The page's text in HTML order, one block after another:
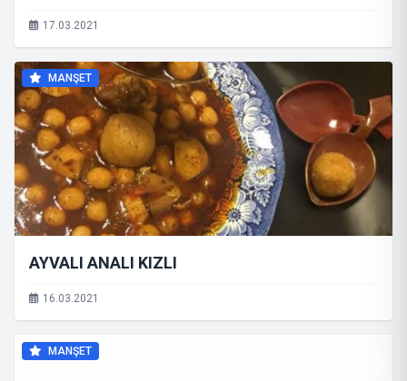
17.03.2021
MANŞET
AYVALI ANALI KIZLI
16.03.2021
MANŞET